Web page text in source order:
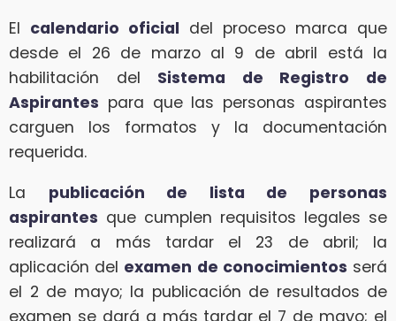
El calendario oficial del proceso marca que
desde el 26 de marzo al 9 de abril está la
habilitación del Sistema de Registro de
Aspirantes para que las personas aspirantes
carguen los formatos y la documentación
requerida.
La publicación de lista de personas
aspirantes que cumplen requisitos legales se
realizará a más tardar el 23 de abril; la
aplicación del examen de conocimientos será
el 2 de mayo; la publicación de resultados de
examen se dará a más tardar el 7 de mayo; el